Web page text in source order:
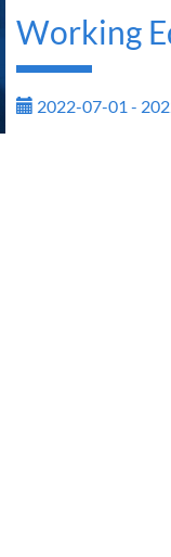
Working
2022-07-01 -